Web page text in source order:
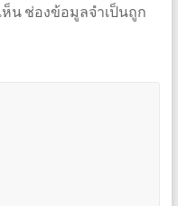
ห็น ช่องข้อมูลจำเป็นถูก